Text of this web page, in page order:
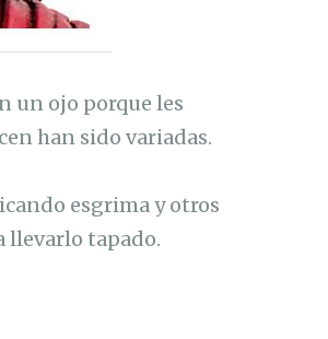
un ojo porque les
han sido variadas.
esgrima y otros
llevarlo tapado.